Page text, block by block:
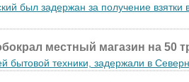
был задержан за получение
местный магазин на 50
бытовой техники, задержали в